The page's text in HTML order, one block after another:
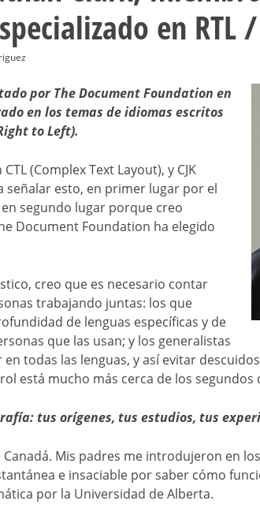
en RTL /
por The Document Foundation en
en los temas de idiomas escritos
to Left).
(Complex Text Layout), y CJK
señalar esto, en primer lugar por el
segundo lugar porque creo
Document Foundation ha elegido
creo que es necesario contar
trabajando juntas: los que
de lenguas específicas y de
que las usan; y los generalistas
todas las lenguas, y así evitar
está mucho más cerca de los
tus orígenes, tus estudios, tus
Mis padres me introdujeron en
e insaciable por saber cómo
por la Universidad de Alberta.